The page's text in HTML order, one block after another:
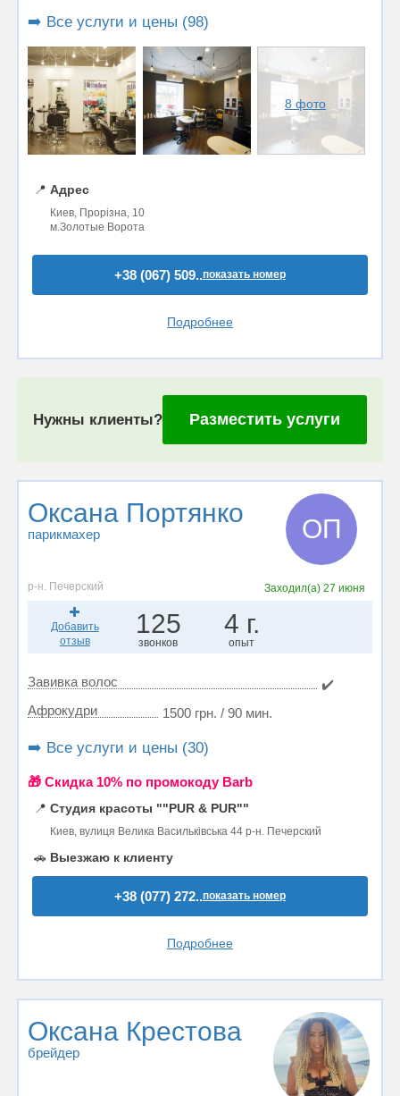
➡️ Все услуги и цены (98)
8 фото
📍 Адрес
Киев, Прорізна, 10
м.Золотые Ворота
+38 (067) 509..показать номер
Подробнее
Нужны клиенты? Разместить услуги
Оксана Портянко
парикмахер ОП
р-н. Печерский Заходил(а)27 июня
Добавить
отзыв
125
звонков
4 г.
опыт
Завивка волос
✔️
Афрокудри
1500 грн. / 90 мин.
➡️ Все услуги и цены (30)
🎁 Cкидка 10% по промокоду Barb
📍 Студия красоты ""PUR & PUR""
Киев, вулиця Велика Васильківська 44 р-н. Печерский
🚗 Выезжаю к клиенту
+38 (077) 272..показать номер
Подробнее
Оксана Крестова
брейдер